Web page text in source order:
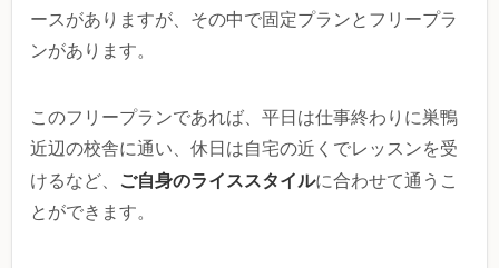
ースがありますが、その中で固定プランとフリープラ
ンがあります。
このフリープランであれば、平日は仕事終わりに巣鴨
近辺の校舎に通い、休日は自宅の近くでレッスンを受
けるなど、
ご自身のライススタイルに合わせて通うこ
とができます。